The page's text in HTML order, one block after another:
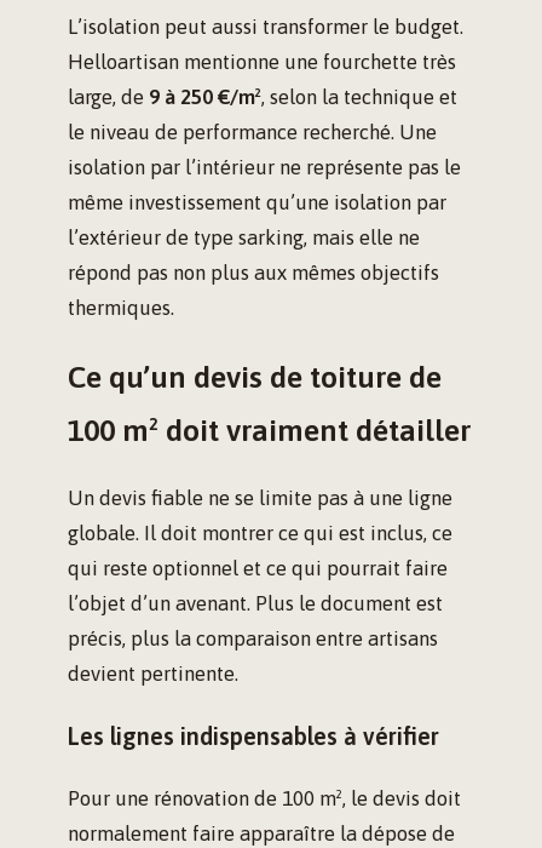
L’isolation peut aussi transformer le budget.
Helloartisan mentionne une fourchette très
large, de 9 à 250 €/m², selon la technique et
le niveau de performance recherché. Une
isolation par l’intérieur ne représente pas le
même investissement qu’une isolation par
l’extérieur de type sarking, mais elle ne
répond pas non plus aux mêmes objectifs
thermiques.
Ce qu’un devis de toiture de
100 m² doit vraiment détailler
Un devis fiable ne se limite pas à une ligne
globale. Il doit montrer ce qui est inclus, ce
qui reste optionnel et ce qui pourrait faire
l’objet d’un avenant. Plus le document est
précis, plus la comparaison entre artisans
devient pertinente.
Les lignes indispensables à vérifier
Pour une rénovation de 100 m², le devis doit
normalement faire apparaître la dépose de